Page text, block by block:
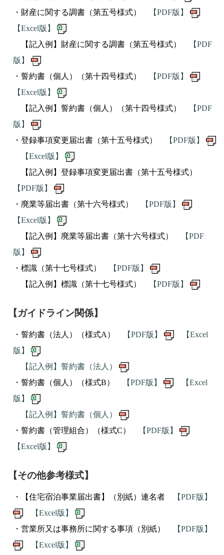
・財産に関する調書（第五号様式）
【PDF版】
【Excel版】
【記入例】財産に関する調書（第五号様式）
【PDF
版】
・誓約書（個人）（第十四号様式）
【PDF版】
【Excel版】
【記入例】誓約書（個人）（第十四号様式）
【PDF
版】
・登録事項変更届出書（第十五号様式）
【PDF版】
【Excel版】
【記入例】登録事項変更届出書（第十五号様式）
【PDF版】
・廃業等届出書（第十六号様式）
【PDF版】
【Excel版】
【記入例】廃業等届出書（第十六号様式）
【PDF
版】
・標識（第十七号様式）
【PDF版】
【記入例】標識（第十七号様式）
【PDF版】
【ガイドライン関係】
・誓約書（法人）（様式A） 【PDF版】
【Excel
版】
【記入例】誓約書（法人）
・誓約書（個人）（様式B）
【PDF版】
【Excel
版】
【記入例】誓約書（個人）
・誓約書（管理組合）（様式C）
【PDF版】
【Excel版】
【その他参考様式】
・【住宅宿泊事業届出書】（別紙）連名者
【PDF版】
【Excel版】
・営業所又は事務所に関する事項（別紙）
【PDF版】
【Excel版】